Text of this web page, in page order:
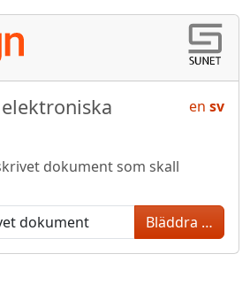
en sv
dokument som skall
Bläddra …